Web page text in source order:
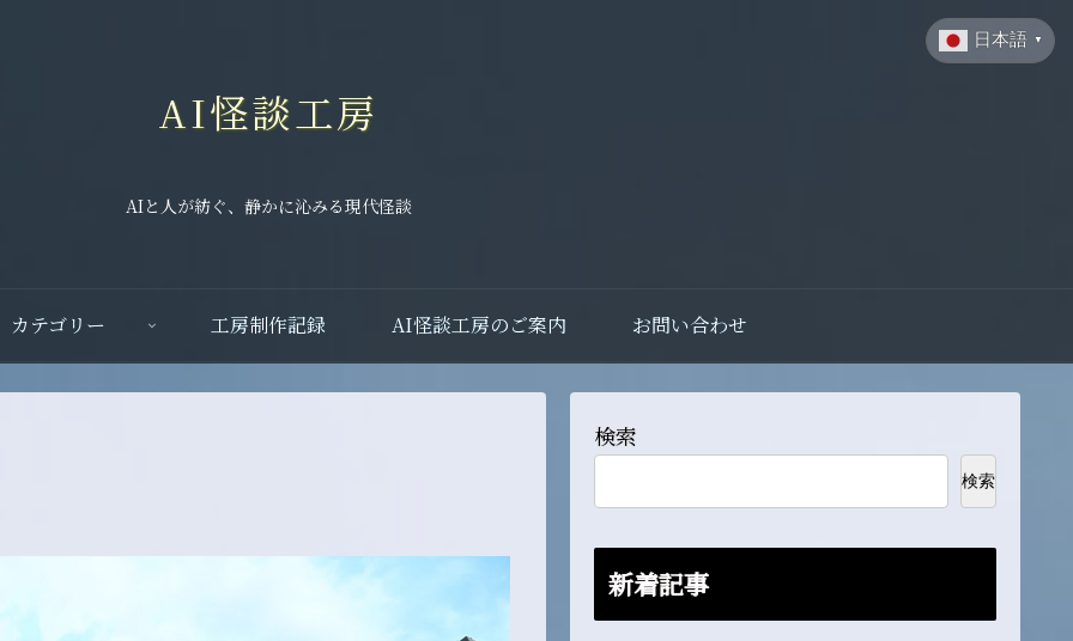
AI怪談工房
AIと人が紡ぐ、静かに沁みる現代怪談
カテゴリー 工房制作記録 AI怪談工房のご案内 お問い合わせ
検索
検索
新着記事
日本語 ▼